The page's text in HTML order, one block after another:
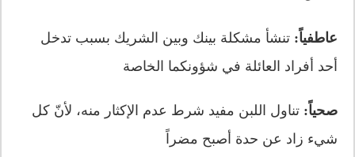
عاطفياً: تنشأ مشكلة بينك وبين الشريك بسبب تدخل
أحد أفراد العائلة في شؤونكما الخاصة
صحياً: تناول اللبن مفيد شرط عدم الإكثار منه، لأنّ كل
شيء زاد عن حدة أصبح مضراً